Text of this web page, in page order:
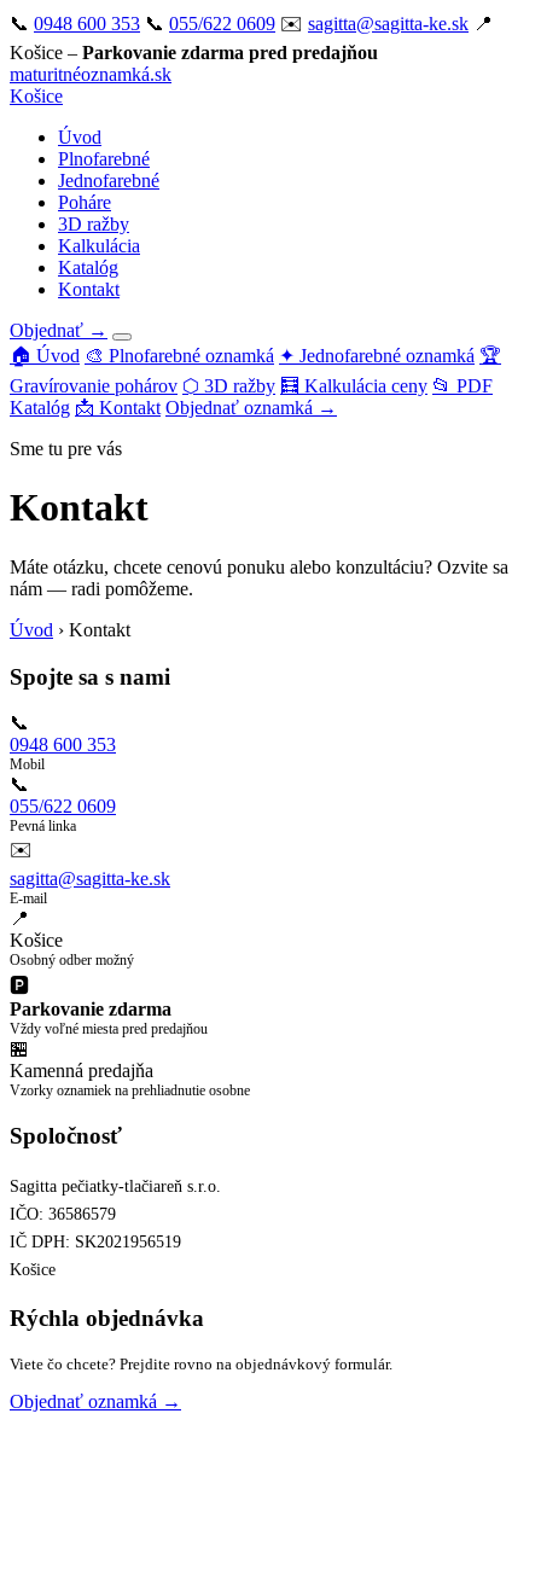
📞 0948 600 353 📞 055/622 0609 ✉️ sagitta@sagitta-ke.sk 📍
Košice – Parkovanie zdarma pred predajňou
maturitnéoznamká.sk
Košice
Úvod
Plnofarebné
Jednofarebné
Poháre
3D ražby
Kalkulácia
Katalóg
Kontakt
Objednať →
🏠 Úvod 🎨 Plnofarebné oznamká ✦ Jednofarebné oznamká 🏆
Gravírovanie pohárov ⬡ 3D ražby 🧮 Kalkulácia ceny 📂 PDF
Katalóg 📩 Kontakt Objednať oznamká →
Sme tu pre vás
Kontakt
Máte otázku, chcete cenovú ponuku alebo konzultáciu? Ozvite sa
nám — radi pomôžeme.
Úvod › Kontakt
Spojte sa s nami
📞
0948 600 353
Mobil
📞
055/622 0609
Pevná linka
✉️
sagitta@sagitta-ke.sk
E-mail
📍
Košice
Osobný odber možný
🅿️
Parkovanie zdarma
Vždy voľné miesta pred predajňou
🏪
Kamenná predajňa
Vzorky oznamiek na prehliadnutie osobne
Spoločnosť
Sagitta pečiatky-tlačiareň s.r.o.
IČO: 36586579
IČ DPH: SK2021956519
Košice
Rýchla objednávka
Viete čo chcete? Prejdite rovno na objednávkový formulár.
Objednať oznamká →